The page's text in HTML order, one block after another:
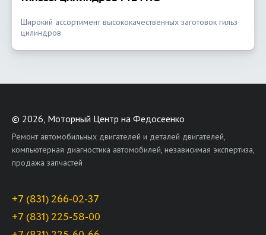
Широкий ассортимент высококачественных заготовок гильз
цилиндров
© 2026, Моторный Центр на Федосеенко
Ремонт автомобильных двигателей и деталей двигателей,
компьютерная диагностика автомобилей, независимая экспертиза,
продажа запчастей
+7 (831) 266-02-37
+7 (831) 225-58-00